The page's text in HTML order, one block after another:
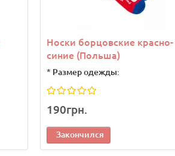
Носки борцовские красно-
синие (Польша)
* Размер одежды:
190грн.
Закончился